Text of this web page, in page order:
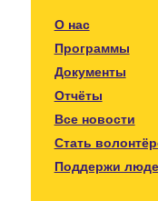
О нас
Программы
Документы
Отчёты
Все новости
Стать
Поддержи